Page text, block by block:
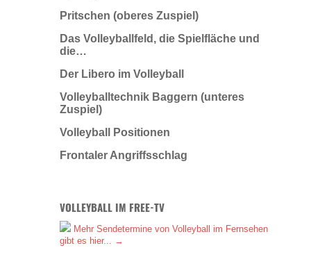
Pritschen (oberes Zuspiel)
Das Volleyballfeld, die Spielfläche und
die…
Der Libero im Volleyball
Volleyballtechnik Baggern (unteres
Zuspiel)
Volleyball Positionen
Frontaler Angriffsschlag
VOLLEYBALL IM FREE-TV
Mehr Sendetermine von Volleyball im Fernsehen
gibt es hier... →